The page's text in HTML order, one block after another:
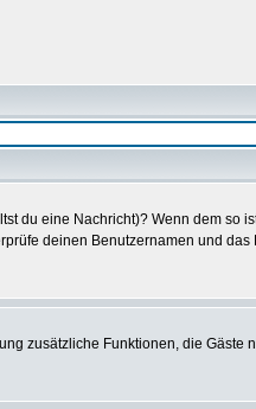
du eine Nachricht)? Wenn dem so
deinen Benutzernamen und
zusätzliche Funktionen, die Gäste